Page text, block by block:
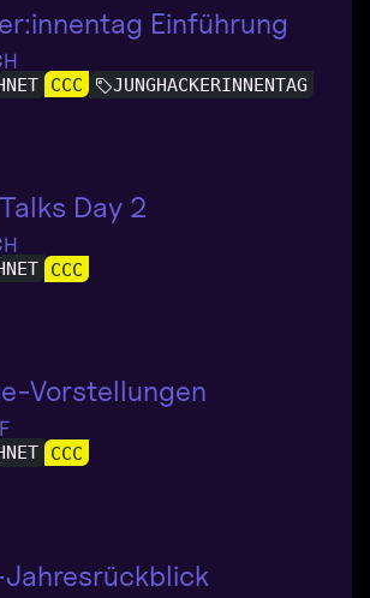
Einführung
CCC JUNGHACKERINNENTAG
Day 2
CCC
Vorstellungen
CCC